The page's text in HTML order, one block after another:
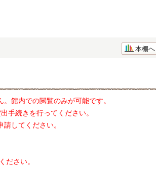
本棚へ
館内での閲覧のみが可能です。
手続きを行ってください。
してください。
ださい。